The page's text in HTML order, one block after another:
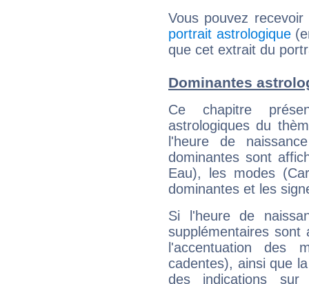
Vous pouvez
portrait astrologique
que cet extrait du
Dominantes
Ce chapitre
astrologiques du
l'heure de
dominantes sont
Eau), les modes
dominantes et les
Si l'heure de
supplémentaires sont
l'accentuation des
cadentes), ainsi que
des indications sur